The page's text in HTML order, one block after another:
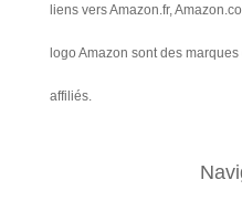
liens vers Amazon.fr,
logo Amazon sont des
affiliés.